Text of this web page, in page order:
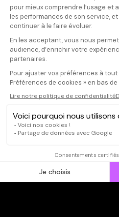
Donnez votre avis
Votre note
Votre commentaire
Il faut vous connecter pour
publier un avis
CONNEXION
Qui sommes-nous ?